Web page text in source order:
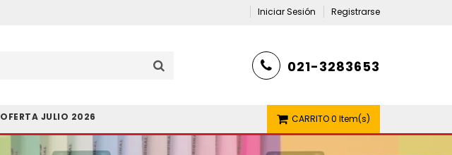
Iniciar Sesión Registrarse
021-3283653
OFERTA JULIO 2026 CARRITO0 Item(s)